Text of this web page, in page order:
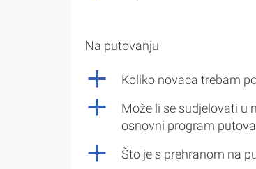
Na putovanju
a Koliko novaca trebam
a
Može li se sudjelovati u
osnovni program
a Što je s prehranom na